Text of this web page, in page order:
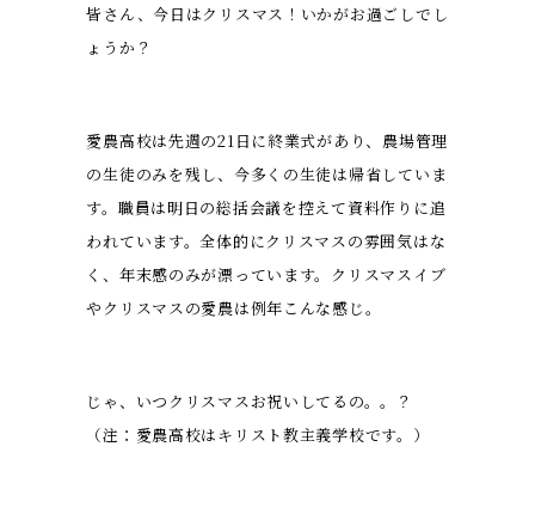
皆さん、今日はクリスマス！いかがお過ごしでし
ょうか？
愛農高校は先週の21日に終業式があり、農場管理
の生徒のみを残し、今多くの生徒は帰省していま
す。職員は明日の総括会議を控えて資料作りに追
われています。全体的にクリスマスの雰囲気はな
く、年末感のみが漂っています。クリスマスイブ
やクリスマスの愛農は例年こんな感じ。
じゃ、いつクリスマスお祝いしてるの。。？
（注：愛農高校はキリスト教主義学校です。）